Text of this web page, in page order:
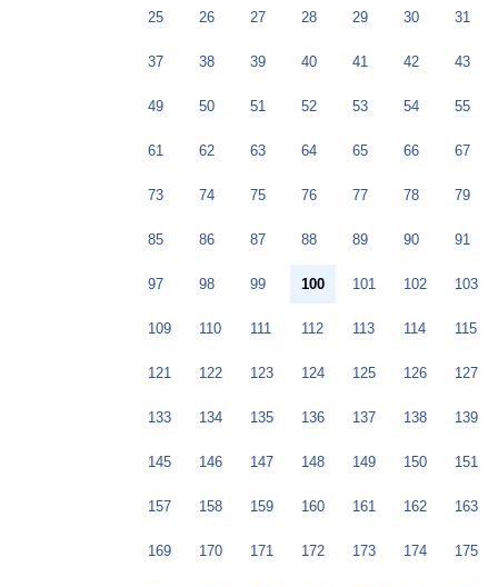
25 26 27 28 29 30 31
37 38 39 40 41 42 43
49 50 51 52 53 54 55
61 62 63 64 65 66 67
73 74 75 76 77 78 79
85 86 87 88 89 90 91
97 98 99 100 101 102 103
109 110 111 112 113 114 115
121 122 123 124 125 126 127
133 134 135 136 137 138 139
145 146 147 148 149 150 151
157 158 159 160 161 162 163
169 170 171 172 173 174 175